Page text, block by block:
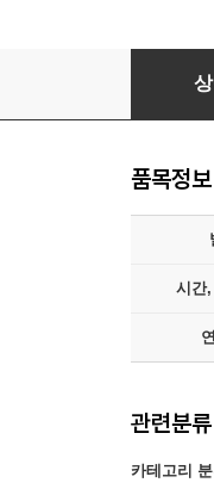
샤인
품목정보
시간,
관련분류
카테고리